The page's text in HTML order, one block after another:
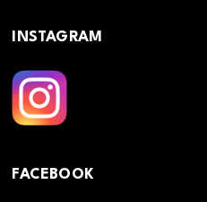
INSTAGRAM
FACEBOOK